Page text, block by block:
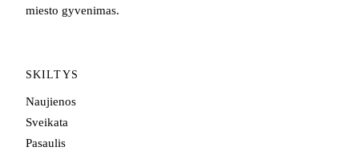
miesto gyvenimas.
SKILTYS
Naujienos
Sveikata
Pasaulis